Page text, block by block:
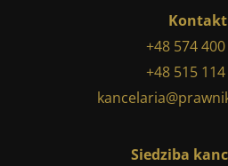
+48 574
+48 515
Siedziba